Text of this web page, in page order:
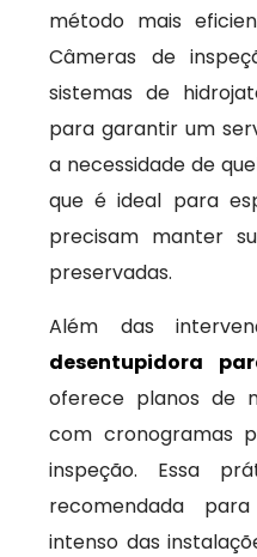
método mais
Câmeras de
sistemas de
para garantir um
a necessidade de
que é ideal para
precisam manter
preservadas.
Além das
desentupidora
oferece planos de
com cronogramas
inspeção. Essa
recomendada
intenso das